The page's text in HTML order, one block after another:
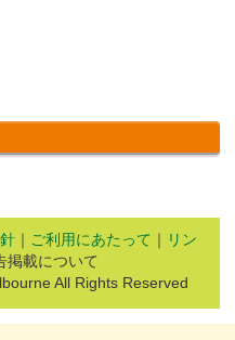
｜ ご利用にあたって ｜ リン
掲載について
All Rights Reserved